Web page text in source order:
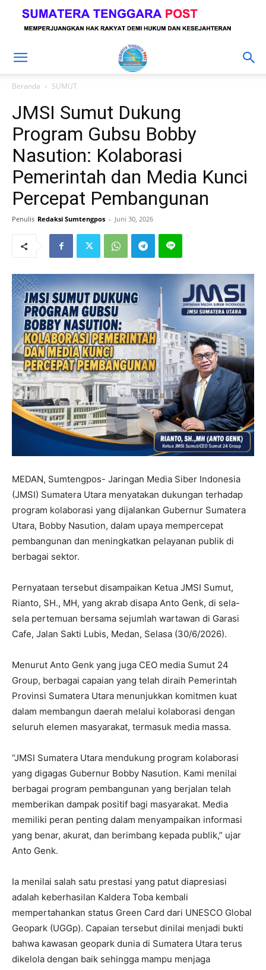
Beranda SUMUT
JMSI Sumut Dukung
Program Gubsu Bobby
Nasution: Kolaborasi
Pemerintah dan Media Kunci
Percepat Pembangunan
Penulis Redaksi Sumtengpos - Juni 30, 2026
MEDAN, Sumtengpos- Jaringan Media Siber Indonesia
(JMSI) Sumatera Utara menyatakan dukungan terhadap
program kolaborasi yang dijalankan Gubernur Sumatera
Utara, Bobby Nasution, dalam upaya mempercepat
pembangunan dan meningkatkan pelayanan publik di
berbagai sektor.
Pernyataan tersebut disampaikan Ketua JMSI Sumut,
Rianto, SH., MH, yang akrab disapa Anto Genk, di sela-
sela pertemuan bersama sejumlah wartawan di Garasi
Cafe, Jalan Sakti Lubis, Medan, Selasa (30/6/2026).
Menurut Anto Genk yang juga CEO media Sumut 24
Group, berbagai capaian yang telah diraih Pemerintah
Provinsi Sumatera Utara menunjukkan komitmen kuat
dalam membangun daerah melalui kolaborasi dengan
seluruh elemen masyarakat, termasuk media massa.
“JMSI Sumatera Utara mendukung program kolaborasi
yang digagas Gubernur Bobby Nasution. Kami menilai
berbagai program pembangunan yang berjalan telah
memberikan dampak positif bagi masyarakat. Media
memiliki peran penting dalam menyampaikan informasi
yang benar, akurat, dan berimbang kepada publik,” ujar
Anto Genk.
Ia menilai salah satu prestasi yang patut diapresiasi
adalah keberhasilan Kaldera Toba kembali
mempertahankan status Green Card dari UNESCO Global
Geopark (UGGp). Capaian tersebut dinilai menjadi bukti
bahwa kawasan geopark dunia di Sumatera Utara terus
dikelola dengan baik sehingga mampu menjaga